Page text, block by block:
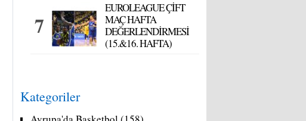
EUROLEAGUE ÇİFT
MAÇ HAFTA
DEĞERLENDİRMESİ
(15.&16. HAFTA)
Kategoriler